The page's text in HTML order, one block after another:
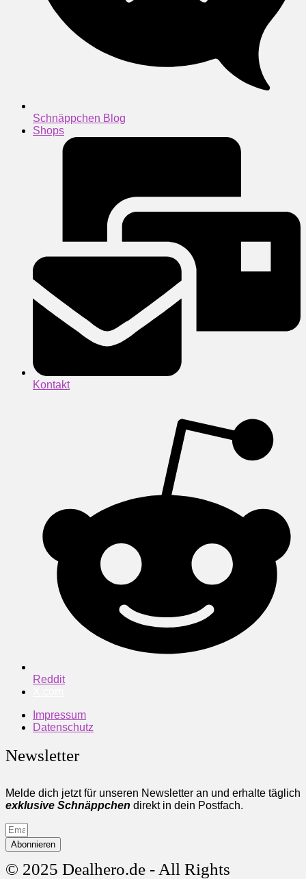
Schnäppchen Blog
Shops
Kontakt
Reddit
Impressum
Datenschutz
Newsletter
Melde dich jetzt für unseren Newsletter an und erhalte täglich
exklusive Schnäppchen direkt in dein Postfach.
Abonnieren
© 2025 Dealhero.de - All Rights